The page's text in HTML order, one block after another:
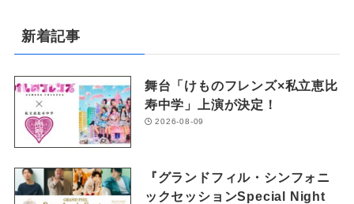
新着記事
舞台「けものフレンズ×私立恵比
寿中学」上演が決定！
2026-08-09
『グランドフィル・シンフォニ
ックセッションSpecial Night